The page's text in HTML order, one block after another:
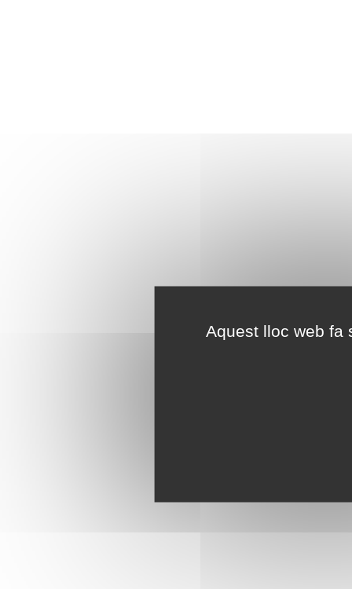
Aquest lloc web fa